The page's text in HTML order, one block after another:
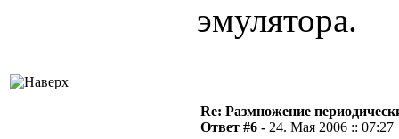
эмулятора.
Re: Размножение
Ответ #6 - 24. Мая 2006 :: 07:27